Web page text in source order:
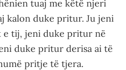
tuaj me këtë njeri
kalon duke pritur. Ju jeni
e tij, jeni duke pritur në
duke pritur derisa ai të
pritje të tjera.